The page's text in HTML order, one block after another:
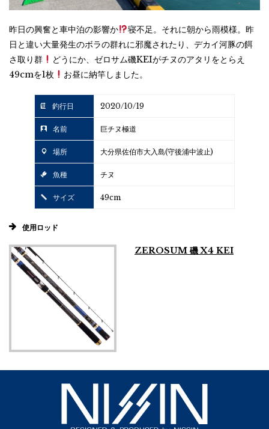
昨日の興奮と車中泊の影響か
寝不足。それに朝から雨模様。昨
日と違い大量発生のボラの群れに邪魔されたり、デカイ河豚の餌
さ取り群
どうにか、ゼロサム磯KEIがチヌのアタリをとらえ
49cmを1枚
お昼に納竿しました。
釣行日 2020/10/19
名前 巨チヌ極道
場所 大分県佐伯市大入島(守後浦中波止)
魚種 チヌ
サイズ 49cm
使用ロッド
ZEROSUM 磯 X4 KEI